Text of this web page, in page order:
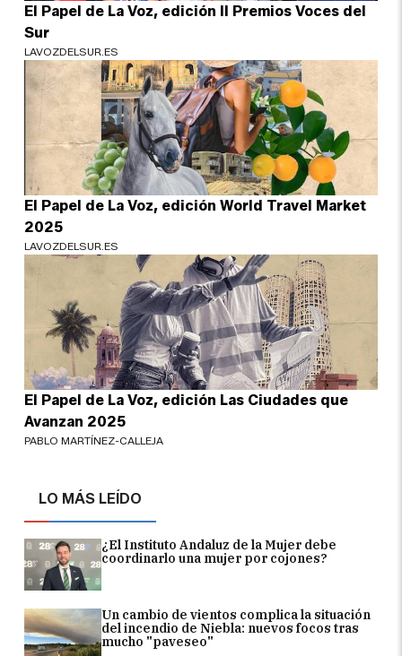
LO MÁS LEÍDO
¿El Instituto Andaluz de la Mujer debe
coordinarlo una mujer por cojones?
Un cambio de vientos complica la situación
del incendio de Niebla: nuevos focos tras
mucho "paveseo"
El Papel de La Voz, edición II Premios Voces del
Sur
LAVOZDELSUR.ES
El Papel de La Voz, edición World Travel Market
2025
LAVOZDELSUR.ES
El Papel de La Voz, edición Las Ciudades que
Avanzan 2025
PABLO MARTÍNEZ-CALLEJA